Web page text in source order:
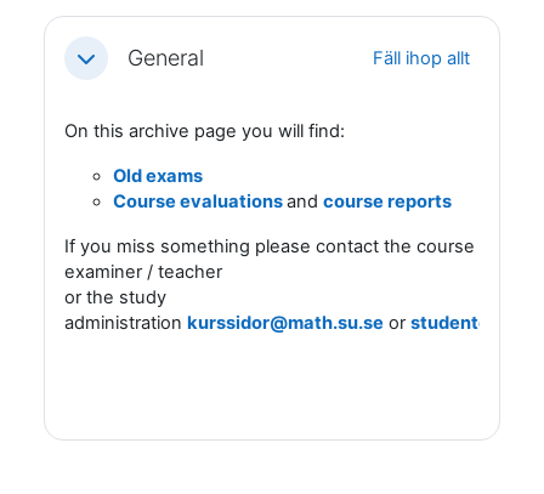
Fäll ihopGeneral Fäll ihop allt
On this archive page you will find:
Old exams
Course evaluationsand course reports
If you miss something please contact the course
examiner / teacher
or the study
administration kurssidor@math.su.se or